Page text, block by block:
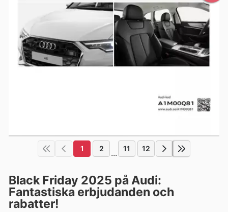
1 2 ... 11 12
Black Friday 2025 på Audi:
Fantastiska erbjudanden och
rabatter!